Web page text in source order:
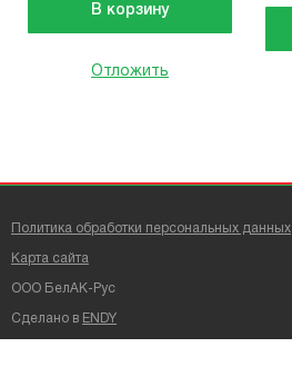
В корзину
Отложить
ООО БелАК-Рус
Политика обработки персональных данных
Карта сайта
Сделано в ENDY